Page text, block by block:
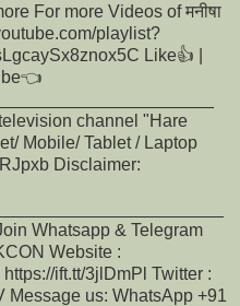
For more Videos of मनीषा
playlist?
Like👍 |
channel "Hare
Mobile/ Tablet / Laptop
Disclaimer:
Whatsapp & Telegram
Website :
ift.tt/3jlDmPl Twitter :
Message us: WhatsApp +91